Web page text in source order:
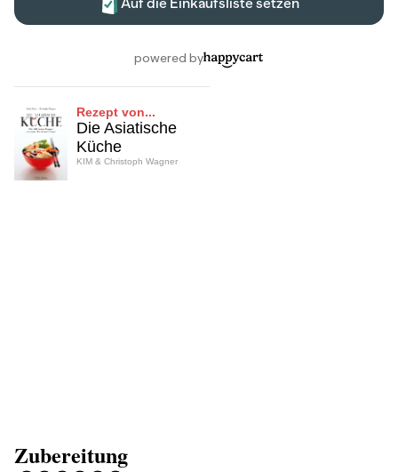
Rezept von...
Die Asiatische
Küche
KIM & Christoph Wagner
Zubereitung